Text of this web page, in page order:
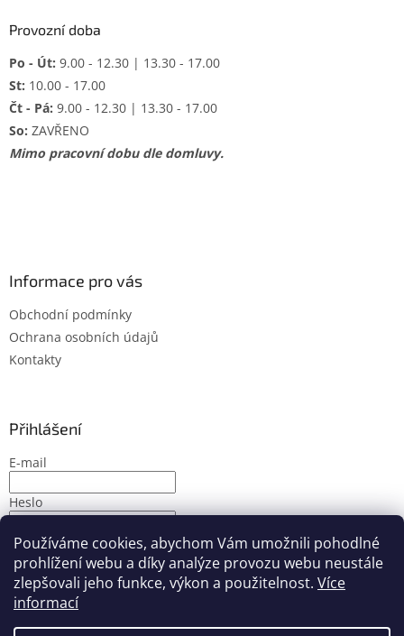
Používáme cookies, abychom Vám umožnili pohodlné
prohlížení webu a díky analýze provozu webu neustále
zlepšovali jeho funkce, výkon a použitelnost. Více
informací
Provozní doba
Po - Út: 9.00 - 12.30 | 13.30 - 17.00
St: 10.00 - 17.00
Čt - Pá: 9.00 - 12.30 | 13.30 - 17.00
So: ZAVŘENO
Mimo pracovní dobu dle domluvy.
Informace pro vás
Obchodní podmínky
Ochrana osobních údajů
Kontakty
Přihlášení
E-mail
Heslo
PŘIHLÁSIT SE
Nová registraceZapomenuté heslo